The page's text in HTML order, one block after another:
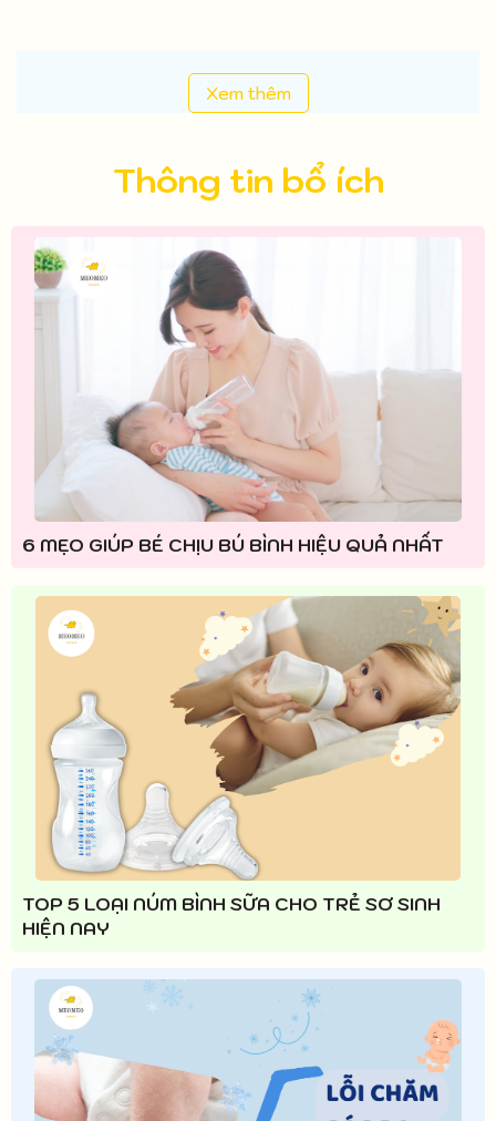
Xem thêm
Thông tin bổ ích
6 MẸO GIÚP BÉ CHỊU BÚ BÌNH HIỆU QUẢ NHẤT
TOP 5 LOẠI NÚM BÌNH SỮA CHO TRẺ SƠ SINH
HIỆN NAY